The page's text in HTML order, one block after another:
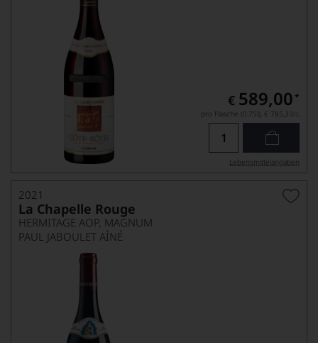
€ 589,00 *
pro Flasche (0.75l), € 785,33/L
Lebensmittel­angaben
2021
La Chapelle Rouge
HERMITAGE AOP, MAGNUM
PAUL JABOULET AÎNÉ